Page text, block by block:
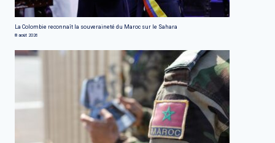
La Colombie reconnaît la souveraineté du Maroc sur le Sahara
8 août 2026